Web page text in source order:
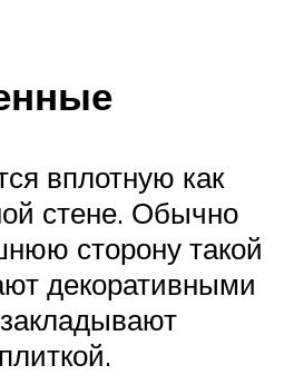
вплотную как
стене. Обычно
сторону такой
декоративными